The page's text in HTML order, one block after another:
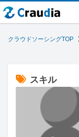
クラウドソーシングTOP
スキル